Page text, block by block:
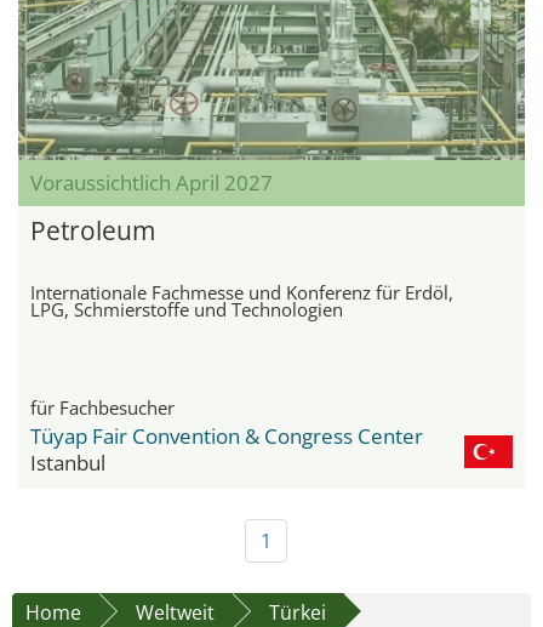
Voraussichtlich April 2027
Petroleum
Internationale Fachmesse und Konferenz für Erdöl,
LPG, Schmierstoffe und Technologien
für Fachbesucher
Tüyap Fair Convention & Congress Center
Istanbul
1
Home Weltweit
Türkei